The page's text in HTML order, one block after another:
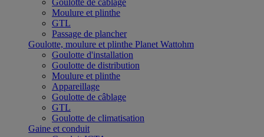
Goulotte de câblage
Moulure et plinthe
GTL
Passage de plancher
Goulotte, moulure et plinthe Planet Wattohm
Goulotte d'installation
Goulotte de distribution
Moulure et plinthe
Appareillage
Goulotte de câblage
GTL
Goulotte de climatisation
Gaine et conduit